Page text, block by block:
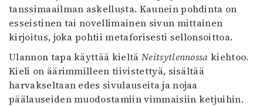
Mediatiedot
Kaltio ry
tanssimaailman askellusta. Kaunein pohdinta on
esseistinen tai novellimainen sivun mittainen
kirjoitus, joka pohtii metaforisesti sellonsoittoa.
Ulannon tapa käyttää kieltä Neitsytlennossakiehtoo.
Kieli on äärimmilleen tiivistettyä, sisältää
harvakseltaan edes sivulauseita ja nojaa
päälauseiden muodostamiin vimmaisiin ketjuihin.